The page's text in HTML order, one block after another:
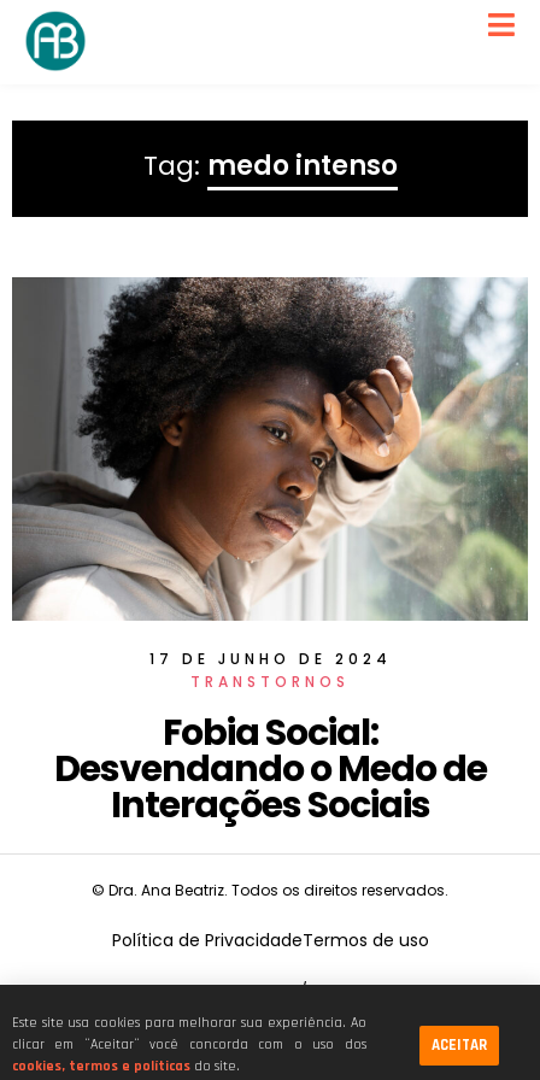
Tag: medo intenso
17 DE JUNHO DE 2024
TRANSTORNOS
Fobia Social:
Desvendando o Medo de
Interações Sociais
© Dra. Ana Beatriz. Todos os direitos reservados.
Política de PrivacidadeTermos de uso
CNPJ:19.675.026/0001-68
Este site usa cookies para melhorar sua experiência. Ao
clicar em ¨Aceitar¨ você concorda com o uso dos
cookies, termos e políticas do site.
ACEITAR